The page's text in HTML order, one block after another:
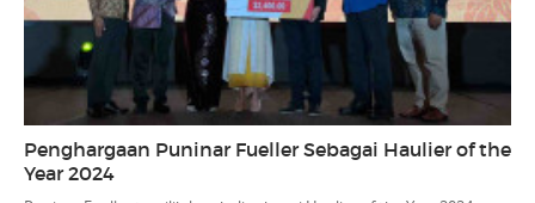
Penghargaan Puninar Fueller Sebagai Haulier of the
Year 2024